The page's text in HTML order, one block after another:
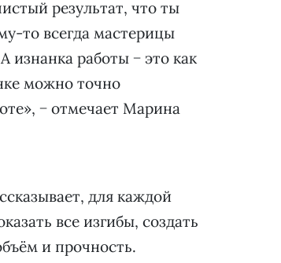
результат, что ты
то всегда мастерицы
изнанка работы − это как
можно точно
− отмечает Марина
для каждой
все изгибы, создать
и прочность.